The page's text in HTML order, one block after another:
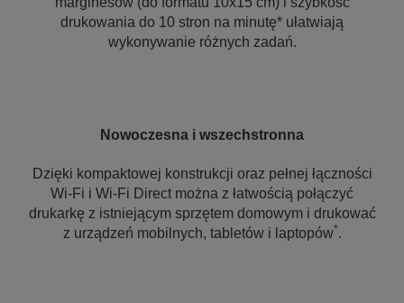
drukowania do 10 stron na minutę* ułatwiają
wykonywanie różnych zadań.
Nowoczesna i wszechstronna
Dzięki kompaktowej konstrukcji oraz pełnej łączności
Wi-Fi i Wi-Fi Direct można z łatwością połączyć
drukarkę z istniejącym sprzętem domowym i drukować
z urządzeń mobilnych, tabletów i laptopów*.